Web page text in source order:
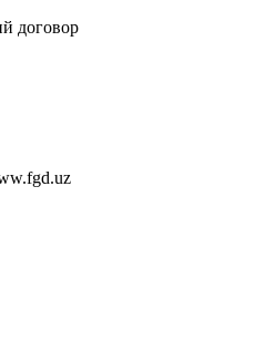
договор